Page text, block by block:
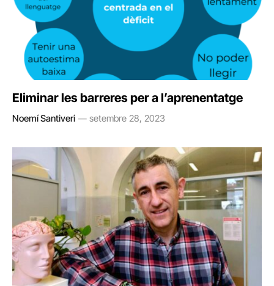
Eliminar les barreres per a l’aprenentatge
Noemí Santiveri setembre 28, 2023